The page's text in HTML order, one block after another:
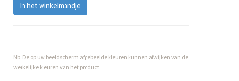
In het winkelmandje
Nb. De op uw beeldscherm afgebeelde kleuren kunnen afwijken van de
werkelijke kleuren van het product.